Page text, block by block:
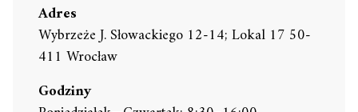
Adres
Wybrzeże J. Słowackiego 12-14; Lokal 17 50-
411 Wrocław
Godziny